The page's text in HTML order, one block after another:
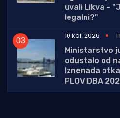
uvali Likva -
legalni?"
10 kol. 2026
Ministarstvo
odustalo od
Iznenada
PLOVIDBA